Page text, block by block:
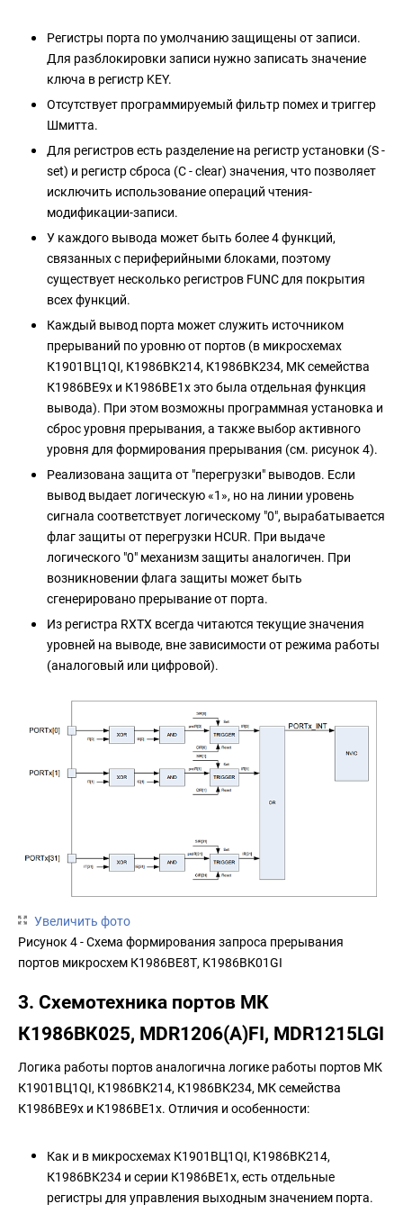
Регистры порта по умолчанию защищены от записи.
Для разблокировки записи нужно записать значение
ключа в регистр KEY.
Отсутствует программируемый фильтр помех и триггер
Шмитта.
Для регистров есть разделение на регистр установки (S -
set) и регистр сброса (C - clear) значения, что позволяет
исключить использование операций чтения-
модификации-записи.
У каждого вывода может быть более 4 функций,
связанных с периферийными блоками, поэтому
существует несколько регистров FUNC для покрытия
всех функций.
Каждый вывод порта может служить источником
прерываний по уровню от портов (в микросхемах
К1901ВЦ1QI, К1986ВК214, К1986ВК234, МК семейства
К1986ВЕ9x и К1986ВЕ1x это была отдельная функция
вывода). При этом возможны программная установка и
сброс уровня прерывания, а также выбор активного
уровня для формирования прерывания (см. рисунок 4).
Реализована защита от "перегрузки" выводов. Если
вывод выдает логическую «1», но на линии уровень
сигнала соответствует логическому "0", вырабатывается
флаг защиты от перегрузки HCUR. При выдаче
логического "0" механизм защиты аналогичен. При
возникновении флага защиты может быть
сгенерировано прерывание от порта.
Из регистра RXTX всегда читаются текущие значения
уровней на выводе, вне зависимости от режима работы
(аналоговый или цифровой).
Увеличить фото
Рисунок 4 - Схема формирования запроса прерывания
портов микросхем К1986ВЕ8Т, К1986ВК01GI
3. Схемотехника портов МК
К1986ВК025, MDR1206(A)FI, MDR1215LGI
Логика работы портов аналогична логике работы портов МК
К1901ВЦ1QI, К1986ВК214, К1986ВК234, МК семейства
К1986ВЕ9x и К1986ВЕ1x. Отличия и особенности:
Как и в микросхемах К1901ВЦ1QI, К1986ВК214,
К1986ВК234 и серии К1986ВЕ1x, есть отдельные
регистры для управления выходным значением порта.